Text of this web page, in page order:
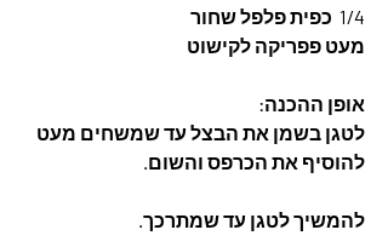
1/4  כפית פלפל שחור
מעט פפריקה לקישוט
אופן ההכנה:
לטגן בשמן את הבצל עד שמשחים מעט
להוסיף את הכרפס והשום.
להמשיך לטגן עד שמתרכך.